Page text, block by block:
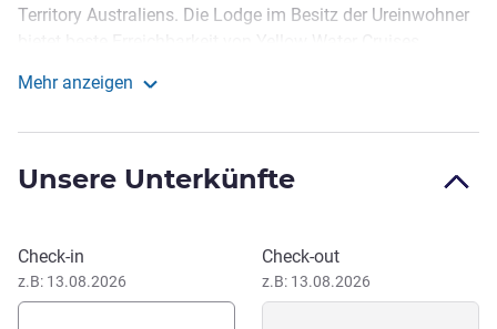
Territory Australiens. Die Lodge im Besitz der Ureinwohner
Falls/Twin Falls, Nourlangie und Buschwanderungen.
im Barra Bistro & Bar genießen oder ganz privat in Ihrem
Der Kakadu Nationalpark liegt 171 km südöstlich von
Darwin und ist ein Naturschutzgebiet in der Alligator Rivers
Region des Northern Territory in Australien. Der Park gehört
Mehr anzeigen
Unsere Unterkünfte
Dieses Hotel buchen
Check-in
z.B: 13.08.2026
Check-out
z.B: 13.08.2026